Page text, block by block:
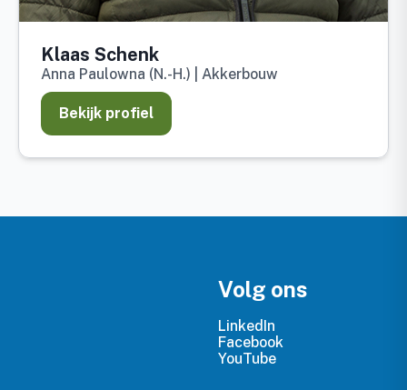
Klaas Schenk
Anna Paulowna (N.-H.) | Akkerbouw
Bekijk profiel
Volg ons
LinkedIn
Facebook
YouTube